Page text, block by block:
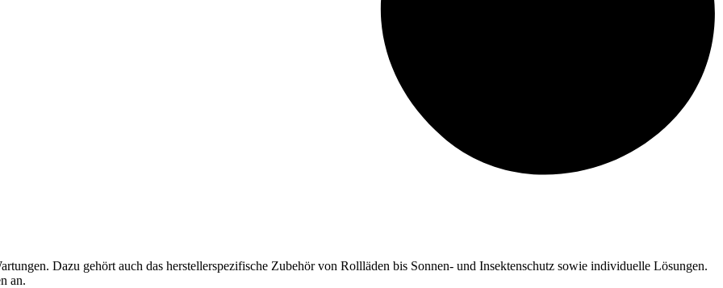
Dazu gehört auch das herstellerspezifische Zubehör von Rollläden bis Sonnen- und Insektenschutz sowie individuelle Lösungen.
an.